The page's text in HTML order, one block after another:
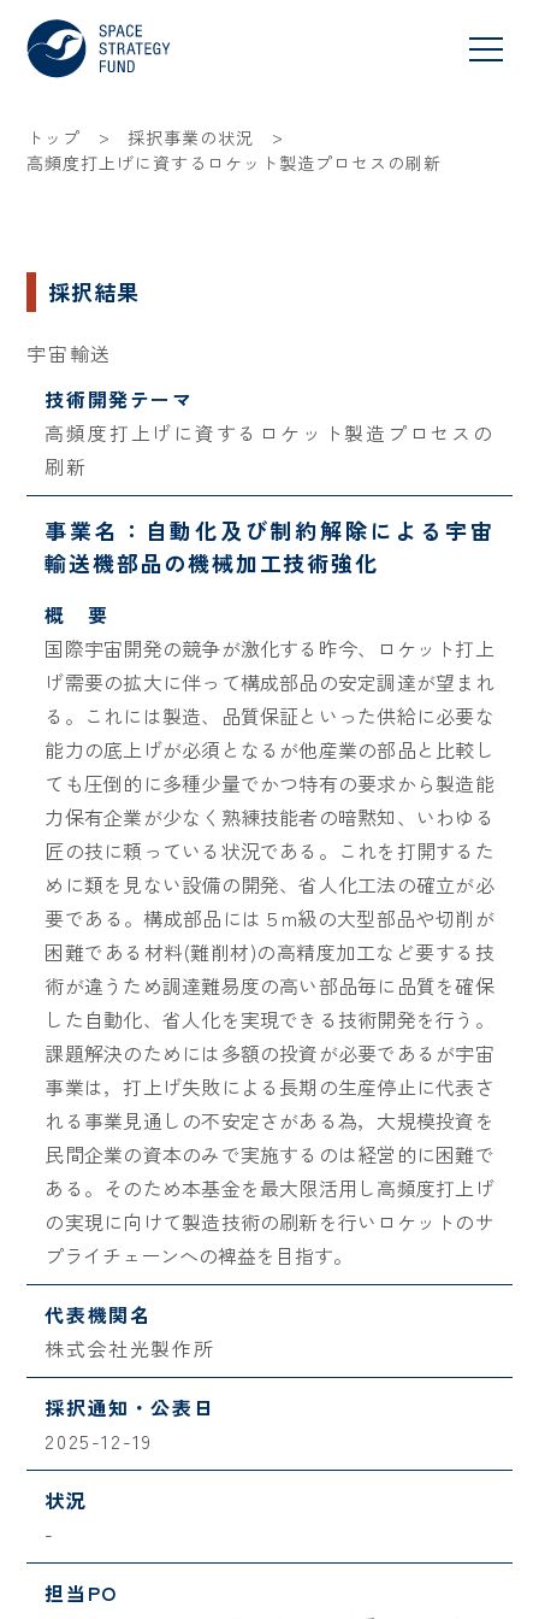
トップ > 採択事業の状況 >
高頻度打上げに資するロケット製造プロセスの刷新
採択結果
宇宙輸送
技術開発テーマ
高頻度打上げに資するロケット製造プロセスの
刷新
事業名：自動化及び制約解除による宇宙
輸送機部品の機械加工技術強化
概 要
国際宇宙開発の競争が激化する昨今、ロケット打上
げ需要の拡大に伴って構成部品の安定調達が望まれ
る。これには製造、品質保証といった供給に必要な
能力の底上げが必須となるが他産業の部品と比較し
ても圧倒的に多種少量でかつ特有の要求から製造能
力保有企業が少なく熟練技能者の暗黙知、いわゆる
匠の技に頼っている状況である。これを打開するた
めに類を見ない設備の開発、省人化工法の確立が必
要である。構成部品には５m級の大型部品や切削が
困難である材料(難削材)の高精度加工など要する技
術が違うため調達難易度の高い部品毎に品質を確保
した自動化、省人化を実現できる技術開発を行う。
課題解決のためには多額の投資が必要であるが宇宙
事業は，打上げ失敗による長期の生産停止に代表さ
れる事業見通しの不安定さがある為，大規模投資を
民間企業の資本のみで実施するのは経営的に困難で
ある。そのため本基金を最大限活用し高頻度打上げ
の実現に向けて製造技術の刷新を行いロケットのサ
プライチェーンへの裨益を目指す。
代表機関名
株式会社光製作所
採択通知・公表日
2025-12-19
状況
-
担当PO